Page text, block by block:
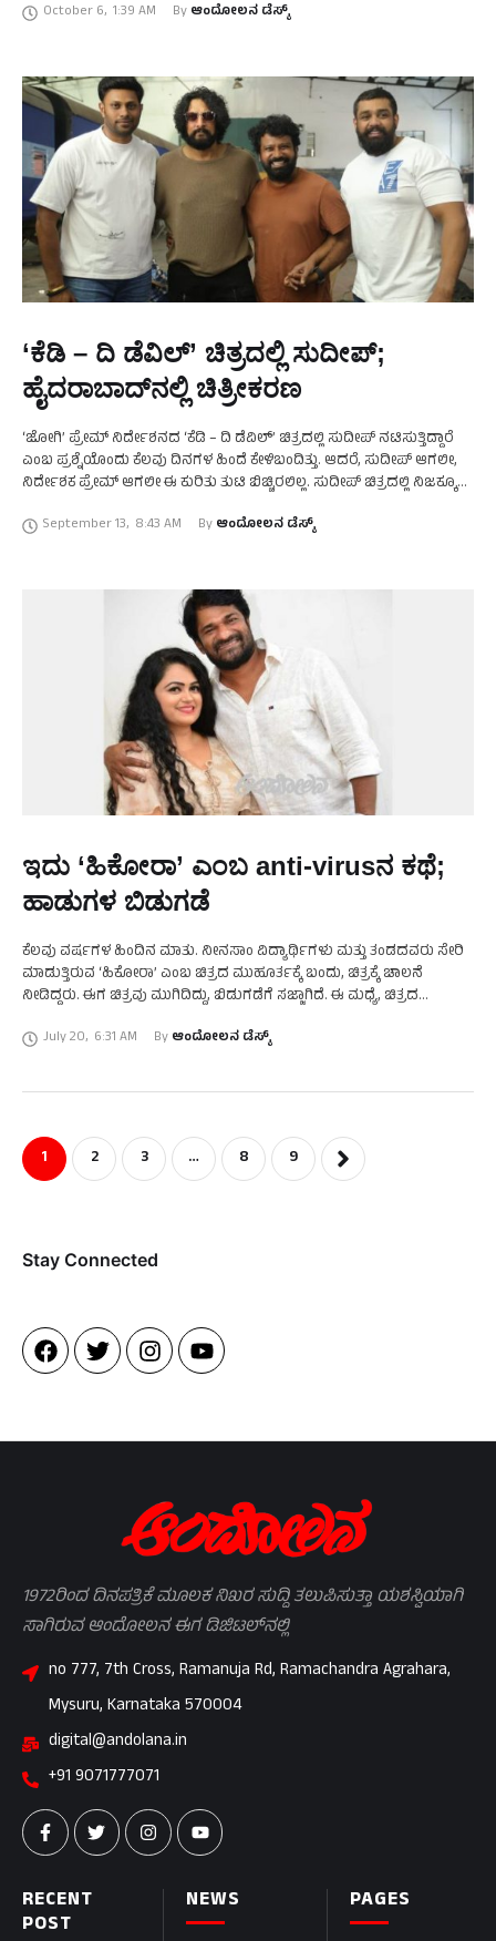
‘ಲ್ಯಾಂಡ್‍ಲಾರ್ಡ್’ ಚಿತ್ರದ ಪಾತ್ರ ಪರಿಚಯಿಸುವ …
October 6, 1:39 AM By ಆಂದೋಲನ ಡೆಸ್ಕ್
‘ಕೆಡಿ – ದಿ ಡೆವಿಲ್‍’ ಚಿತ್ರದಲ್ಲಿ ಸುದೀಪ್‍;
ಹೈದರಾಬಾದ್‍ನಲ್ಲಿ ಚಿತ್ರೀಕರಣ
‘ಜೋಗಿ’ ಪ್ರೇಮ್‍ ನಿರ್ದೇಶನದ ‘ಕೆಡಿ – ದಿ ಡೆವಿಲ್‍’ ಚಿತ್ರದಲ್ಲಿ ಸುದೀಪ್‍ ನಟಿಸುತ್ತಿದ್ದಾರೆ
ಎಂಬ ಪ್ರಶ್ನೆಯೊಂದು ಕೆಲವು ದಿನಗಳ ಹಿಂದೆ ಕೇಳಿಬಂದಿತ್ತು. ಆದರೆ, ಸುದೀಪ್‍ ಆಗಲೀ,
ನಿರ್ದೇಶಕ ಪ್ರೇಮ್‍ ಆಗಲೀ ಈ ಕುರಿತು ತುಟಿ ಬಿಚ್ಚಿರಲಿಲ್ಲ. ಸುದೀಪ್‍ ಚಿತ್ರದಲ್ಲಿ ನಿಜಕ್ಕೂ
September 13, 8:43 AM By ಆಂದೋಲನ ಡೆಸ್ಕ್
ಇದು ‘ಹಿಕೋರಾ’ ಎಂಬ anti-virusನ ಕಥೆ;
ಹಾಡುಗಳ ಬಿಡುಗಡೆ
ಕೆಲವು ವರ್ಷಗಳ ಹಿಂದಿನ ಮಾತು. ನೀನಸಾಂ ವಿದ್ಯಾರ್ಥಿಗಳು ಮತ್ತು ತಂಡದವರು ಸೇರಿ
ಮಾಡುತ್ತಿರುವ ‘ಹಿಕೋರಾ’ ಎಂಬ ಚಿತ್ರದ ಮುಹೂರ್ತಕ್ಕೆ ಬಂದು, ಚಿತ್ರಕ್ಕೆ ಚಾಲನೆ
ನೀಡಿದ್ದರು. ಈಗ ಚಿತ್ರವು ಮುಗಿದಿದ್ದು, ಬಿಡುಗಡೆಗೆ ಸಜ್ಜಾಗಿದೆ. ಈ ಮಧ್ಯೆ, ಚಿತ್ರದ
July 20, 6:31 AM By ಆಂದೋಲನ ಡೆಸ್ಕ್
1 2 3 … 8 9
Stay Connected​
PAGES
NEWS
RECENT
POST
1972ರಿಂದ ದಿನಪತ್ರಿಕೆ ಮೂಲಕ ನಿಖರ ಸುದ್ದಿ ತಲುಪಿಸುತ್ತಾ ಯಶಸ್ವಿಯಾಗಿ
ಸಾಗಿರುವ ಆಂದೋಲನ ಈಗ ಡಿಜಿಟಲ್‌ನಲ್ಲಿ
no 777, 7th Cross, Ramanuja Rd, Ramachandra Agrahara,
Mysuru, Karnataka 570004
digital@andolana.in
+91 9071777071